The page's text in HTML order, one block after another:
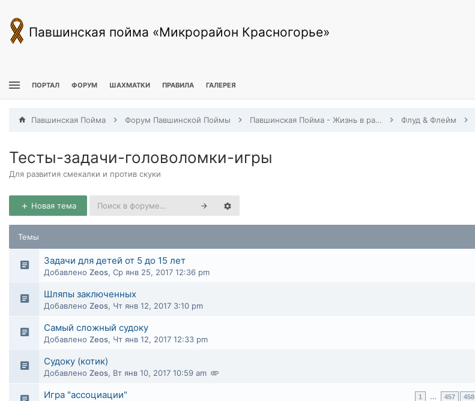
Павшинская пойма «Микрорайон Красногорье»
ПОРТАЛ ФОРУМ ШАХМАТКИ ПРАВИЛА ГАЛЕРЕЯ
Павшинская Пойма Форум Павшинской Поймы Павшинская Пойма - Жизнь в районе Флуд & Флейм
Тесты-задачи-головоломки-игры
Для развития смекалки и против скуки
Новая тема
Темы
Задачи для детей от 5 до 15 лет
Добавлено Zeos, Ср янв 25, 2017 12:36 pm
Шляпы заключенных
Добавлено Zeos, Чт янв 12, 2017 3:10 pm
Самый сложный судоку
Добавлено Zeos, Чт янв 12, 2017 12:33 pm
Судоку (котик)
Добавлено Zeos, Вт янв 10, 2017 10:59 am
Игра "ассоциации" 1 … 457 458